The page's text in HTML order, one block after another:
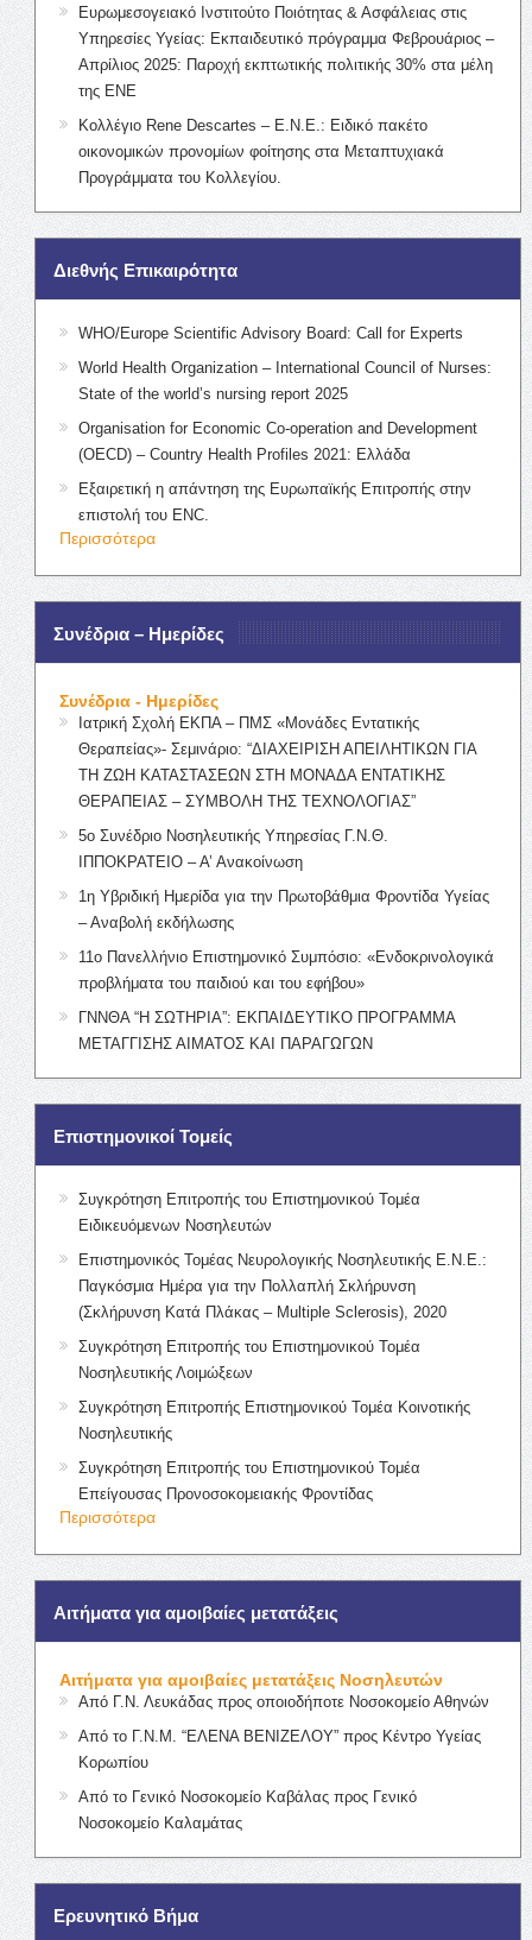
Ευρωμεσογειακό Ινστιτούτο Ποιότητας & Ασφάλειας στις
Υπηρεσίες Υγείας: Εκπαιδευτικό πρόγραμμα Φεβρουάριος –
Απρίλιος 2025: Παροχή εκπτωτικής πολιτικής 30% στα μέλη
της ΕΝΕ
Κολλέγιο Rene Descartes – Ε.Ν.Ε.: Ειδικό πακέτο
οικονομικών προνομίων φοίτησης στα Μεταπτυχιακά
Προγράμματα του Κολλεγίου.
Διεθνής Επικαιρότητα
WHO/Europe Scientific Advisory Board: Call for Experts
World Health Organization – International Council of Nurses:
State of the world’s nursing report 2025
Organisation for Economic Co-operation and Development
(OECD) – Country Health Profiles 2021: Ελλάδα
Εξαιρετική η απάντηση της Ευρωπαϊκής Επιτροπής στην
επιστολή του ENC.
Περισσότερα
Συνέδρια – Ημερίδες
Συνέδρια - Ημερίδες
Ιατρική Σχολή ΕΚΠΑ – ΠΜΣ «Μονάδες Εντατικής
Θεραπείας»- Σεμινάριο: “ΔΙΑΧΕΙΡΙΣΗ ΑΠΕΙΛΗΤΙΚΩΝ ΓΙΑ
ΤΗ ΖΩΗ ΚΑΤΑΣΤΑΣΕΩΝ ΣΤΗ ΜΟΝΑΔΑ ΕΝΤΑΤΙΚΗΣ
ΘΕΡΑΠΕΙΑΣ – ΣΥΜΒΟΛΗ ΤΗΣ ΤΕΧΝΟΛΟΓΙΑΣ”
5ο Συνέδριο Νοσηλευτικής Υπηρεσίας Γ.Ν.Θ.
ΙΠΠΟΚΡΑΤΕΙΟ – Α’ Ανακοίνωση
1η Υβριδική Ημερίδα για την Πρωτοβάθμια Φροντίδα Υγείας
– Αναβολή εκδήλωσης
11ο Πανελλήνιο Επιστημονικό Συμπόσιο: «Ενδοκρινολογικά
προβλήματα του παιδιού και του εφήβου»
ΓΝΝΘΑ “Η ΣΩΤΗΡΙΑ”: ΕΚΠΑΙΔΕΥΤΙΚΟ ΠΡΟΓΡΑΜΜΑ
ΜΕΤΑΓΓΙΣΗΣ ΑΙΜΑΤΟΣ ΚΑΙ ΠΑΡΑΓΩΓΩΝ
Επιστημονικοί Τομείς
Συγκρότηση Επιτροπής του Επιστημονικού Τομέα
Ειδικευόμενων Νοσηλευτών
Επιστημονικός Τομέας Νευρολογικής Νοσηλευτικής Ε.Ν.Ε.:
Παγκόσμια Ημέρα για την Πολλαπλή Σκλήρυνση
(Σκλήρυνση Κατά Πλάκας – Multiple Sclerosis), 2020
Συγκρότηση Επιτροπής του Επιστημονικού Τομέα
Νοσηλευτικής Λοιμώξεων
Συγκρότηση Επιτροπής Επιστημονικού Τομέα Κοινοτικής
Νοσηλευτικής
Συγκρότηση Επιτροπής του Επιστημονικού Τομέα
Επείγουσας Προνοσοκομειακής Φροντίδας
Περισσότερα
Αιτήματα για αμοιβαίες μετατάξεις
Αιτήματα για αμοιβαίες μετατάξεις Νοσηλευτών
Από Γ.Ν. Λευκάδας προς οποιοδήποτε Νοσοκομείο Αθηνών
Από το Γ.Ν.Μ. “ΕΛΕΝΑ ΒΕΝΙΖΕΛΟΥ” προς Κέντρο Υγείας
Κορωπίου
Από το Γενικό Νοσοκομείο Καβάλας προς Γενικό
Νοσοκομείο Καλαμάτας
Ερευνητικό Βήμα